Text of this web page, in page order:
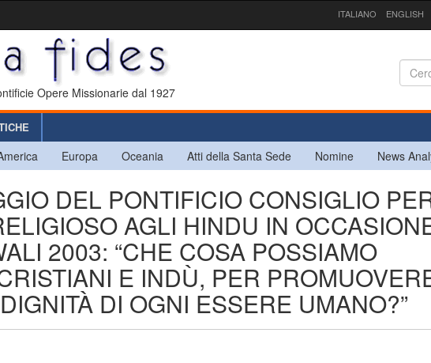
ITALIANO ENGLISH
Opere Missionarie dal 1927
Europa Oceania Atti della Santa Sede Nomine News
DEL PONTIFICIO CONSIGLIO
AGLI HINDU IN
2003: “CHE COSA POSSIAMO
E INDÙ, PER
DI OGNI ESSERE UMANO?”